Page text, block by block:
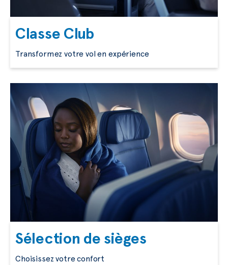
Classe Club
Transformez votre vol en expérience
Sélection de sièges
Choisissez votre confort